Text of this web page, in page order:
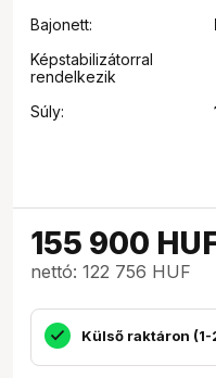
Bajonett:
Képstabilizátorral
rendelkezik
Súly:
155 900
nettó: 122 756 HUF
Külső raktáron